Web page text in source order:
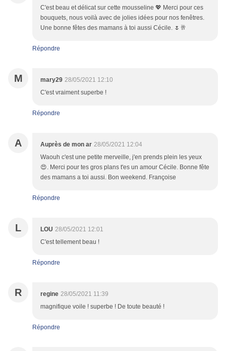
C'est beau et délicat sur cette mousseline 💖 Merci pour ces
bouquets, nous voilà avec de jolies idées pour nos fenêtres.
Une bonne fêtes des mamans à toi aussi Cécile. 🌷🥂
Répondre
M mary29 28/05/2021 12:10
C'est vraiment superbe !
Répondre
A Auprès de mon ar 28/05/2021 12:04
Waouh c'est une petite merveille, j'en prends plein les yeux
😍. Merci pour tes gros plans t'es un amour Cécile. Bonne fête
des mamans a toi aussi. Bon weekend. Françoise
Répondre
L LOU 28/05/2021 12:01
C'est tellement beau !
Répondre
R regine 28/05/2021 11:39
magnifique voile ! superbe ! De toute beauté !
Répondre